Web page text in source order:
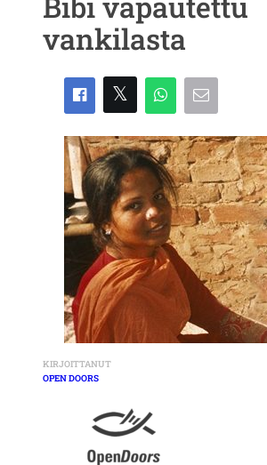
vankilasta
KIRJOITTANUT
OPEN DOORS